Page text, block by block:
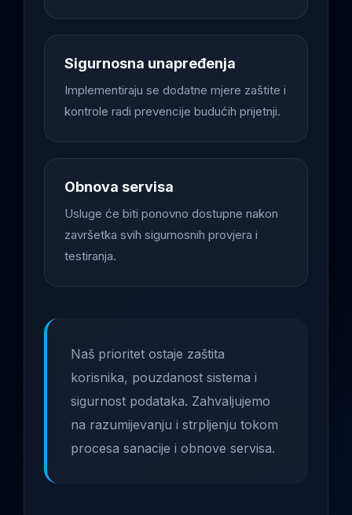
Sigurnosna unapređenja
Implementiraju se dodatne mjere zaštite i
kontrole radi prevencije budućih prijetnji.
Obnova servisa
Usluge će biti ponovno dostupne nakon
završetka svih sigurnosnih provjera i
testiranja.
Naš prioritet ostaje zaštita
korisnika, pouzdanost sistema i
sigurnost podataka. Zahvaljujemo
na razumijevanju i strpljenju tokom
procesa sanacije i obnove servisa.